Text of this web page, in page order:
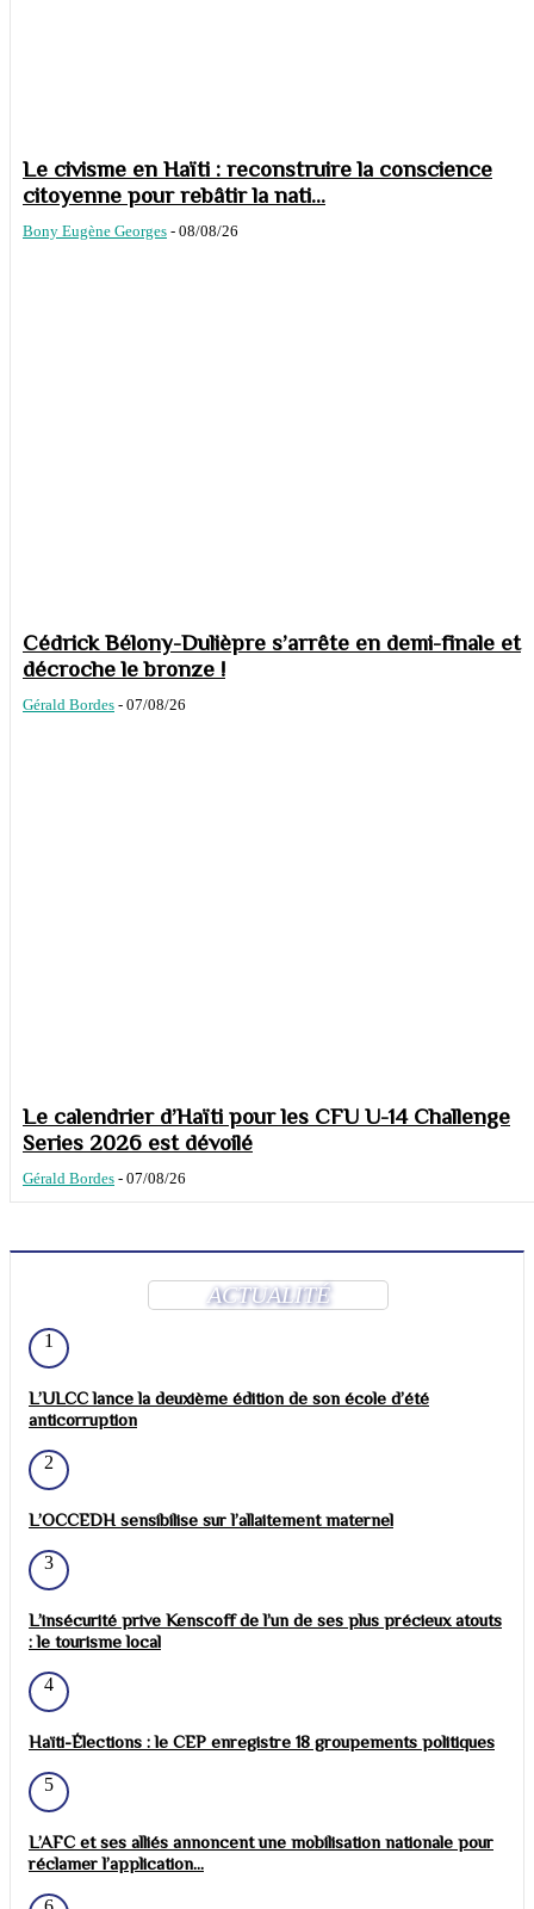
Le civisme en Haïti : reconstruire la conscience
citoyenne pour rebâtir la nati...
Bony Eugène Georges - 08/08/26
Cédrick Bélony-Dulièpre s’arrête en demi-finale et
décroche le bronze !
Gérald Bordes - 07/08/26
Le calendrier d’Haïti pour les CFU U-14 Challenge
Series 2026 est dévoilé
Gérald Bordes - 07/08/26
ACTUALITÉ
1
L’ULCC lance la deuxième édition de son école d’été
anticorruption
2
L’OCCEDH sensibilise sur l’allaitement maternel
3
L’insécurité prive Kenscoff de l’un de ses plus précieux atouts
: le tourisme local
4
Haïti-Élections : le CEP enregistre 18 groupements politiques
5
L’AFC et ses alliés annoncent une mobilisation nationale pour
réclamer l’application...